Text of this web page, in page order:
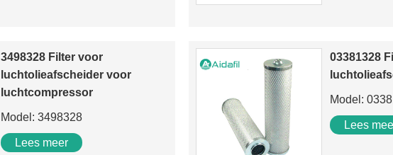
3498328 Filter voor
luchtolieafscheider voor
luchtcompressor
Model: 3498328
Lees meer
03381328
Model:
Lees